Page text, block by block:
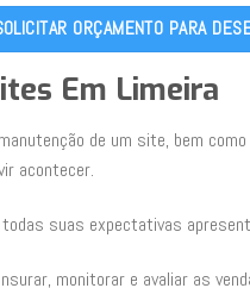
ORÇAMENTO PARA
Em Limeira
de um site, bem
acontecer.
suas expectativas
monitorar e avaliar as